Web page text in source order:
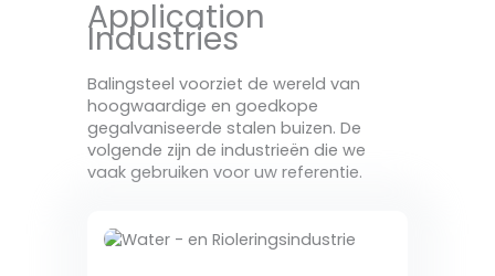
Application
Industries
Balingsteel voorziet de wereld van
hoogwaardige en goedkope
gegalvaniseerde stalen buizen. De
volgende zijn de industrieën die we
vaak gebruiken voor uw referentie.